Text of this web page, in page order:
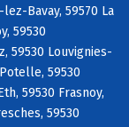
Bavay, 59570 La
59530
59530 Louvignies-
59530
59530 Frasnoy,
59530